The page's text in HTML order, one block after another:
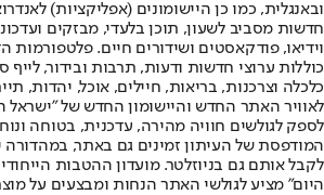
חדשות מסביב לשעון, תוכן בלעדי, מבזקים
וידיאו, פודקאסטים ושידורים חיים. פלטפורמות
כוללות ערוצי חדשות ודעות, תרבות ובידור, לייף
לאוויר האתר החדש והיישומון החדש של
לספק לגולשים חוויה מהירה, עדכנית, בטוחה
המודפסת של העיתון זמינים גם באתר, במהדורה
לקבל אותם גם בניוזלטר. מועדון ההטבות
היום" מציע לגולשי האתר הנחות ומבצעים על